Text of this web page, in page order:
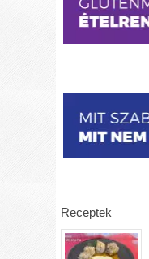
Receptek